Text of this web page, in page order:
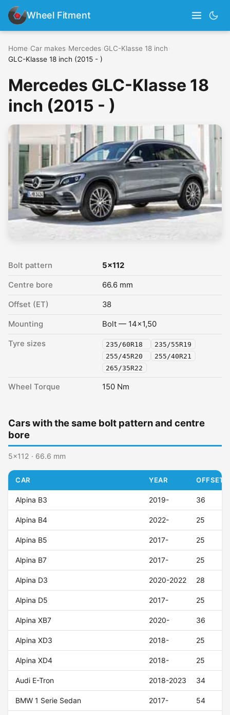
Wheel Fitment
Home Car makes Mercedes GLC-Klasse 18 inch
GLC-Klasse 18 inch (2015 - )
Mercedes GLC-Klasse 18
inch (2015 - )
Bolt pattern 5x112
Centre bore 66.6 mm
Offset (ET) 38
Mounting Bolt — 14x1,50
Tyre sizes 235/60R18
235/55R19
255/45R20
255/40R21
265/35R22
Wheel Torque 150 Nm
Cars with the same bolt pattern and centre
bore
5x112 · 66.6 mm
CAR YEAR OFFSET
Alpina B3 2019- 36
Alpina B4 2022- 25
Alpina B5 2017- 25
Alpina B7 2017- 25
Alpina D3 2020-2022 28
Alpina D5 2017- 25
Alpina XB7 2020- 36
Alpina XD3 2018- 25
Alpina XD4 2018- 25
Audi E-Tron 2018-2023 34
BMW 1 Serie Sedan 2017- 54